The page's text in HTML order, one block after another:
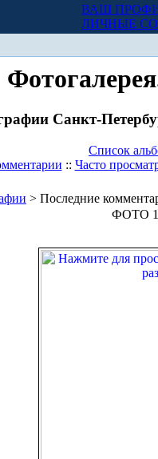
ВАШ
ЛИЧНЫЕ
Санкт-
Список
:: Часто
> Последние
ФОТО